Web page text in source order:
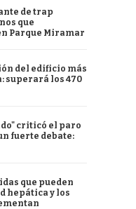
de trap
que
Parque Miramar
del edificio más
superará los 470
criticó el paro
fuerte debate:
que pueden
hepática y los